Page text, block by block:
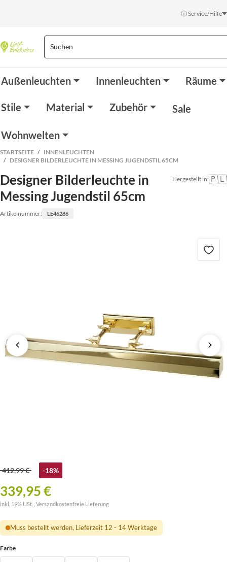
ⓘ Service/Hilfe
Außenleuchten Innenleuchten Räume
Stile Material Zubehör Sale
Wohnwelten
STARTSEITE
INNENLEUCHTEN
DESIGNER BILDERLEUCHTE IN MESSING JUGENDSTIL 65CM
Designer Bilderleuchte in
Messing Jugendstil 65cm
Artikelnummer: LE46286
Hergestellt in:🇵🇱
412,99 € -18%
339,95 €
inkl. 19% USt. , Versandkostenfreie Lieferung
Muss bestellt werden, Lieferzeit 12 - 14 Werktage
Farbe